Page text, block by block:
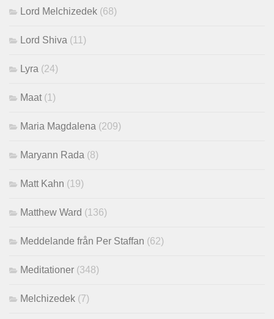
Lord Melchizedek (68)
Lord Shiva (11)
Lyra (24)
Maat (1)
Maria Magdalena (209)
Maryann Rada (8)
Matt Kahn (19)
Matthew Ward (136)
Meddelande från Per Staffan (62)
Meditationer (348)
Melchizedek (7)